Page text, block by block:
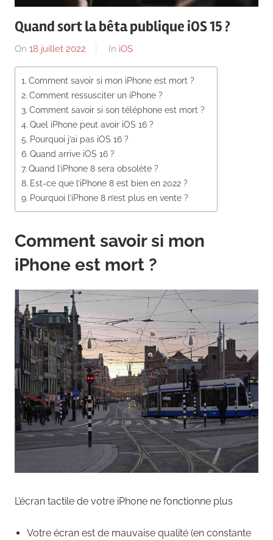
News
Quand sort la bêta publique iOS 15 ?
On 18 juillet 2022 By
In iOS
Comment savoir si mon iPhone est mort ?
Comment ressusciter un iPhone ?
Comment savoir si son téléphone est mort ?
Quel iPhone peut avoir iOS 16 ?
Pourquoi j’ai pas iOS 16 ?
Quand arrive iOS 16 ?
Quand l’iPhone 8 sera obsolète ?
Est-ce que l’iPhone 8 est bien en 2022 ?
Pourquoi l’iPhone 8 n’est plus en vente ?
Comment savoir si mon
iPhone est mort ?
L’écran tactile de votre iPhone ne fonctionne plus
Votre écran est de mauvaise qualité (en constante